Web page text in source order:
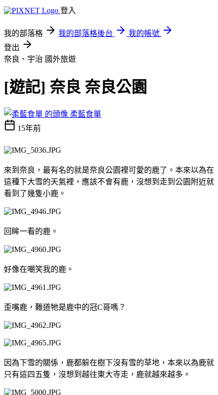
登入
我的部落格 我的部落格後台
我的帳號
登出
奈良、宇治 國外旅遊
[遊記] 奈良 奈良公園
柔藍食單
15年前
來到奈良，最有名的就是奈良公園裡可愛的鹿了。本來以為在
這種下大雪的天氣裡，應該不會有鹿，沒想到走到公園附近就
看到了幾隻小鹿。
回眸一看的鹿。
好像在嘲笑我的鹿。
歪嘴鹿，難道牠是鹿中的冠C哥嗎？
因為下雪的關係，鹿都躲在樹下沒有雪的草地，本來以為鹿就
只有這四五隻，沒想到越往東大寺走，鹿就越來越多。